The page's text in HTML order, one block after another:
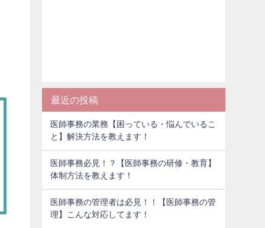
最近の投稿
医師事務の業務【困っている・悩んでいるこ
と】解決方法を教えます！
医師事務必見！？【医師事務の研修・教育】
体制方法を教えます！
医師事務の管理者は必見！！【医師事務の管
理】こんな対応してます！